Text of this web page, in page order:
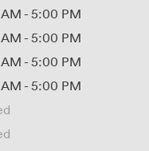
- 5:00 PM
- 5:00 PM
- 5:00 PM
- 5:00 PM